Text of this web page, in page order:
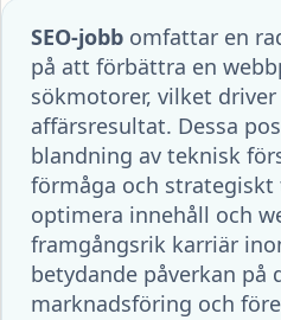
SEO-jobb omfattar en
på att förbättra en
sökmotorer, vilket
affärsresultat. Dessa
blandning av teknisk
förmåga och
optimera innehåll och
framgångsrik karriär
betydande påverkan på
marknadsföring och